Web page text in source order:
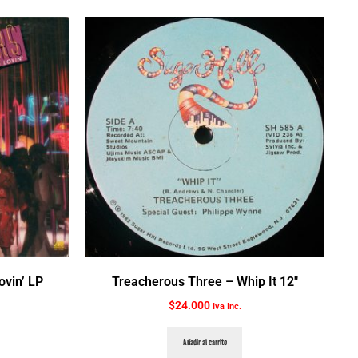
LP Treacherous Three ‎– Whip It 12″
$24.000 Iva Inc.
Añadir al carrito